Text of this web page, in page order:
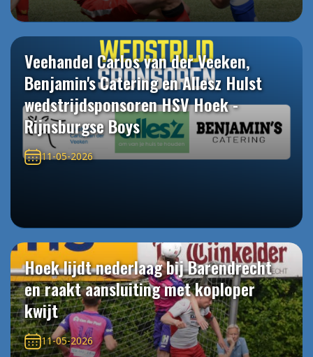
Veehandel Carlos van der Veeken,
Benjamin's Catering en Allesz Hulst
wedstrijdsponsoren HSV Hoek -
Rijnsburgse Boys
11-05-2026
Hoek lijdt nederlaag bij Barendrecht
en raakt aansluiting met koploper
kwijt
11-05-2026